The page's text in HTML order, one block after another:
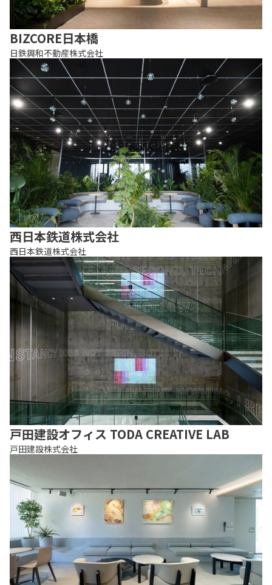
BIZCORE日本橋
日鉄興和不動産株式会社
西日本鉄道株式会社
西日本鉄道株式会社
戸田建設オフィス TODA CREATIVE LAB
戸田建設株式会社